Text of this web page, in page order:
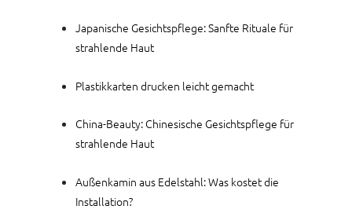
Japanische Gesichtspflege: Sanfte Rituale für
strahlende Haut
Plastikkarten drucken leicht gemacht
China-Beauty: Chinesische Gesichtspflege für
strahlende Haut
Außenkamin aus Edelstahl: Was kostet die
Installation?